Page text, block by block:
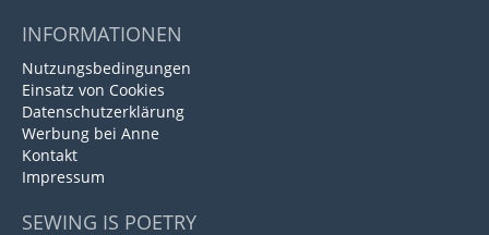
INFORMATIONEN
Nutzungsbedingungen
Einsatz von Cookies
Datenschutzerklärung
Werbung bei Anne
Kontakt
Impressum
SEWING IS POETRY